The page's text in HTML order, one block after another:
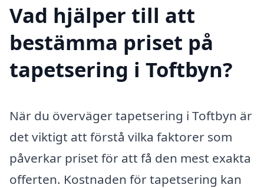
Vad hjälper till att
bestämma priset på
tapetsering i Toftbyn?
När du överväger tapetsering i Toftbyn är
det viktigt att förstå vilka faktorer som
påverkar priset för att få den mest exakta
offerten. Kostnaden för tapetsering kan